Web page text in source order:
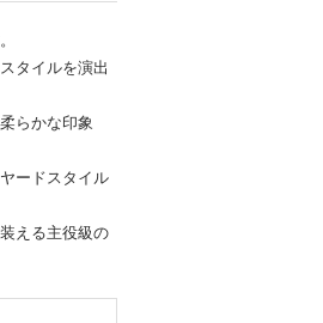
タイルを演出
らかな印象
ードスタイル
える主役級の